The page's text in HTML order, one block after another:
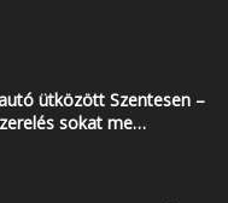
ütközött Szentesen –
sokat me…